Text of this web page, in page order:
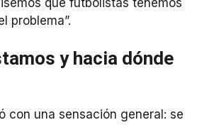
problema”.
y hacia dónde
con una sensación general: se